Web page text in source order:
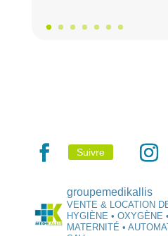
Suivre
groupemedikallis
VENTE & LOCATION
HYGIÈNE • OXYGÈNE
MATERNITÉ •